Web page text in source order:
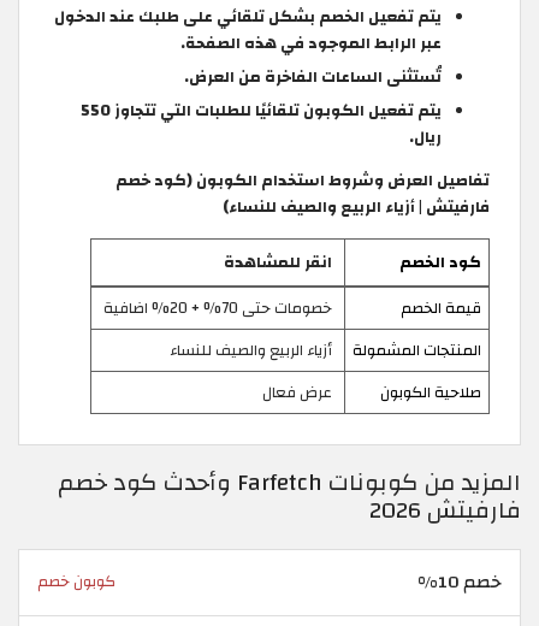
يتم تفعيل الخصم بشكل تلقائي على طلبك عند الدخول
عبر الرابط الموجود في هذه الصفحة.
تُستثنى الساعات الفاخرة من العرض.
يتم تفعيل الكوبون تلقائيًا للطلبات التي تتجاوز 550
ريال.
تفاصيل العرض وشروط استخدام الكوبون (كود خصم
فارفيتش | أزياء الربيع والصيف للنساء)
كود الخصم
انقر للمشاهدة
قيمة الخصم
خصومات حتى 70% + 20% اضافية
المنتجات المشمولة
أزياء الربيع والصيف للنساء
صلاحية الكوبون
عرض فعال
المزيد من كوبونات Farfetch وأحدث كود خصم
فارفيتش 2026
خصم 10% كوبون خصم